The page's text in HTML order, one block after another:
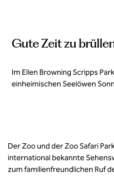
Gute Zeit zu
Im Ellen Browning Scripps
einheimischen Seelöwen
Der Zoo und der Zoo Safari
international bekannte
zum familienfreundlichen Ruf